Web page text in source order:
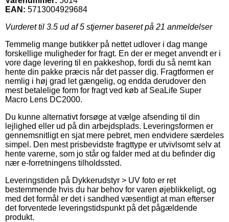
EAN: 5713004929684
Vurderet til 3.5 ud af 5 stjerner baseret på 21 anmeldelser
Temmelig mange butikker på nettet udlover i dag mange
forskellige muligheder for fragt. En der er meget anvendt er i
vore dage levering til en pakkeshop, fordi du så nemt kan
hente din pakke præcis når det passer dig. Fragtformen er
nemlig i høj grad let gængelig, og endda derudover den
mest betalelige form for fragt ved køb af SeaLife Super
Macro Lens DC2000.
Du kunne alternativt forsøge at vælge afsending til din
lejlighed eller ud på din arbejdsplads. Leveringsformen er
gennemsnitligt en sjat mere pebret, men endvidere særdeles
simpel. Den mest prisbevidste fragttype er utvivlsomt selv at
hente varerne, som jo står og falder med at du befinder dig
nær e-forretningens tilholdssted.
Leveringstiden på Dykkerudstyr > UV foto er ret
bestemmende hvis du har behov for varen øjeblikkeligt, og
med det formål er det i sandhed væsentligt at man efterser
det forventede leveringstidspunkt på det pågældende
produkt.